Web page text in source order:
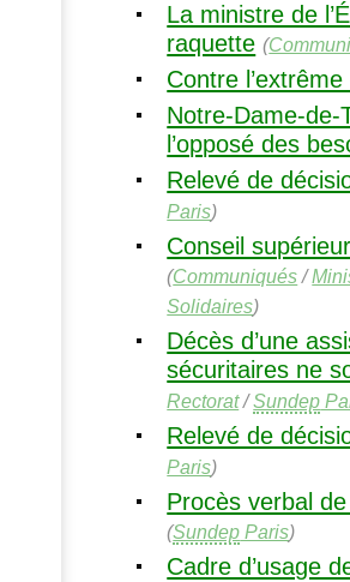
La ministre de
raquette (
Contre
Notre-Dame-de-
l’opposé des
Relevé de
Paris)
Conseil
(Communiqués/
Solidaires)
Décès d’une
sécuritaires ne
Rectorat/Sundep
Relevé de
Paris)
Procès verbal
(Sundep Paris)
Cadre d’usage